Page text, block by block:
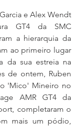
e Alex Wendt
GT4 da SMC
a hierarquia da
ao primeiro lugar
da sua estreia na
de ontem, Ruben
'Mico' Mineiro no
AMR GT4 da
completaram o
mais um pódio,